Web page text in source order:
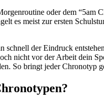
oder dem “5am
es meist zur ersten
der Eindruck
nicht vor der Arbeit dein
So bringt jeder Chronotyp